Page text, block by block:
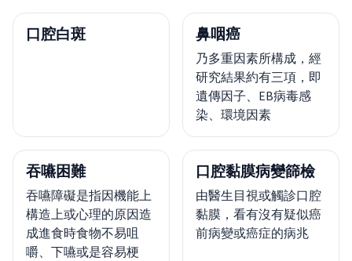
口腔白斑 鼻咽癌
乃多重因素所構成，經
研究結果約有三項，即
遺傳因子、EB病毒感
染、環境因素
吞嚥困難
吞嚥障礙是指因機能上
構造上或心理的原因造
成進食時食物不易咀
嚼、下嚥或是容易梗
口腔黏膜病變篩檢
由醫生目視或觸診口腔
黏膜，看有沒有疑似癌
前病變或癌症的病兆